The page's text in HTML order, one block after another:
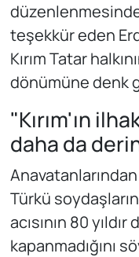
teşekkür eden
Kırım Tatar
dönümüne denk
"Kırım'ın
daha da
Anavatanlarından
Türkü
acısının 80
kapanmadığını